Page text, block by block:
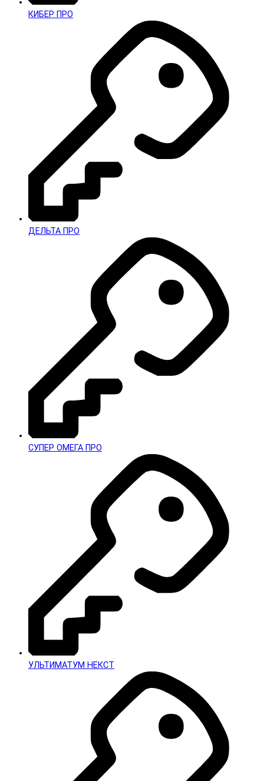
КИБЕР ПРО
ДЕЛЬТА ПРО
СУПЕР ОМЕГА ПРО
УЛЬТИМАТУМ НЕКСТ